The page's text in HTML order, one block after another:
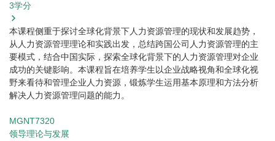
3学分
本课程侧重于探讨全球化背景下人力资源管理的现状和发展趋势，
从人力资源管理理论和实践出发，总结跨国公司人力资源管理的主
要模式，结合中国实际，探索全球化背景下的人力资源管理对企业
成功的关键影响。本课程旨在培养学生以企业战略视角和全球化视
野来看待和管理企业人力资源，锻炼学生运用基本原理和方法分析
解决人力资源管理问题的能力。
MGNT7320
领导理论与发展